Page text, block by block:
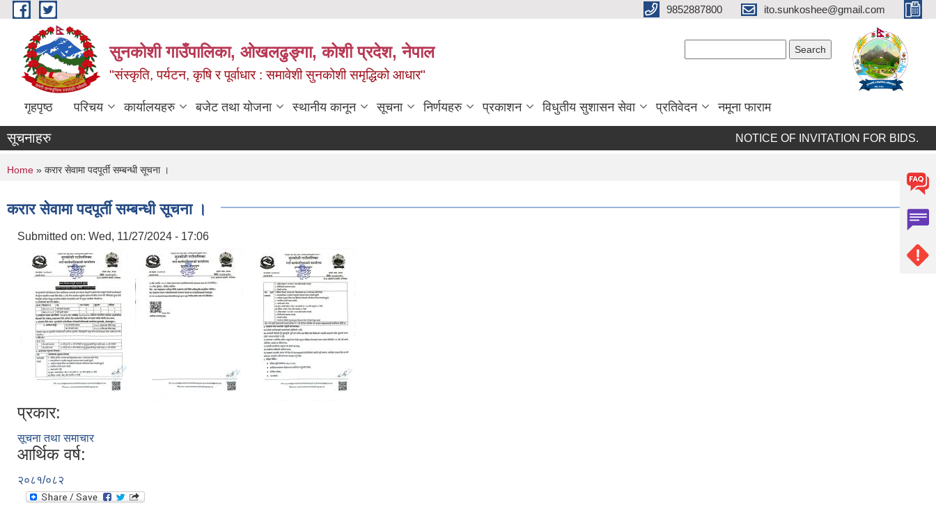
Skip to main content 9852887800 ito.sunkoshee@gmail.com
सुनकोशी गाउँपालिका, ओखलढुङ्गा, कोशी प्रदेश, नेपाल
"संस्कृति, पर्यटन, कृषि र पूर्वाधार : समावेशी सुनकोशी समृद्धिको आधार"
गृहपृष्ठ परिचय कार्यालयहरु बजेट तथा योजना स्थानीय कानून सूचना निर्णयहरु प्रकाशन विधुतीय सुशासन सेवा प्रतिवेदन नमूना फाराम
सूचनाहरु NOTICE OF INVITATION FOR BIDS.
You are here
Home » करार सेवामा पदपूर्ती सम्बन्धी सूचना ।
करार सेवामा पदपूर्ती सम्बन्धी सूचना ।
Submitted on: Wed, 11/27/2024 - 17:06
प्रकार:
सूचना तथा समाचार
आर्थिक वर्ष:
२०८१/०८२